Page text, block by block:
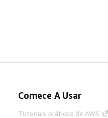
Comece A Usar
Tutoriais práticos da AWS